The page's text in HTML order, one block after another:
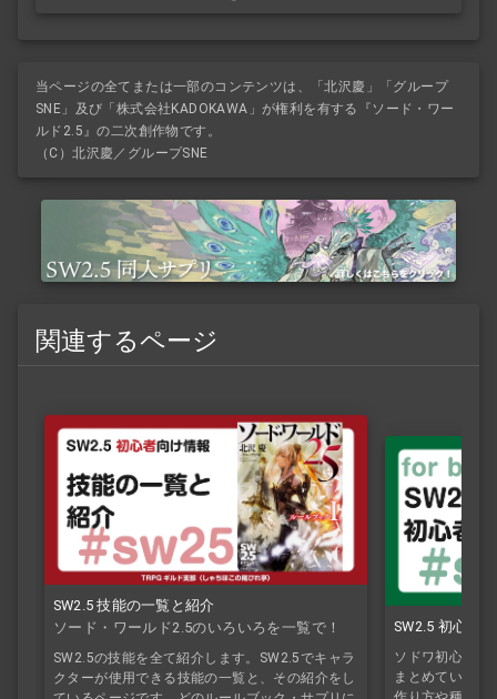
当ページの全てまたは一部のコンテンツは、「北沢慶」「グループ
SNE」及び「株式会社KADOKAWA」が権利を有する『ソード・ワー
ルド2.5』の二次創作物です。
（C）北沢慶／グループSNE
関連するページ
SW2.5 技能の一覧と紹介
ソード・ワールド2.5のいろいろを一覧で！
SW2.5の技能を全て紹介します。SW2.5でキャラ
クターが使用できる技能の一覧と、その紹介をし
SW2.5 初心者
ソドワ初心者・
まとめているペ